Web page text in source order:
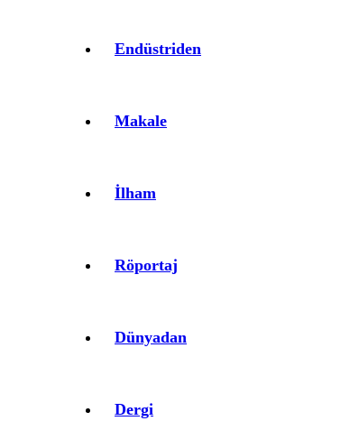
Endüstriden
Makale
İlham
Röportaj
Dünyadan
Dergi